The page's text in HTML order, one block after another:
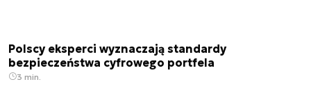
Polscy eksperci wyznaczają standardy
bezpieczeństwa cyfrowego portfela
3 min.